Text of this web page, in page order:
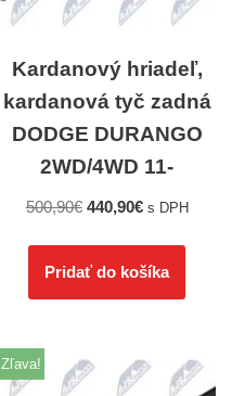
Kardanový hriadeľ,
kardanová tyč zadná
DODGE DURANGO
2WD/4WD 11-
500,90€ 440,90€ s DPH
Pridať do košíka
Zľava!